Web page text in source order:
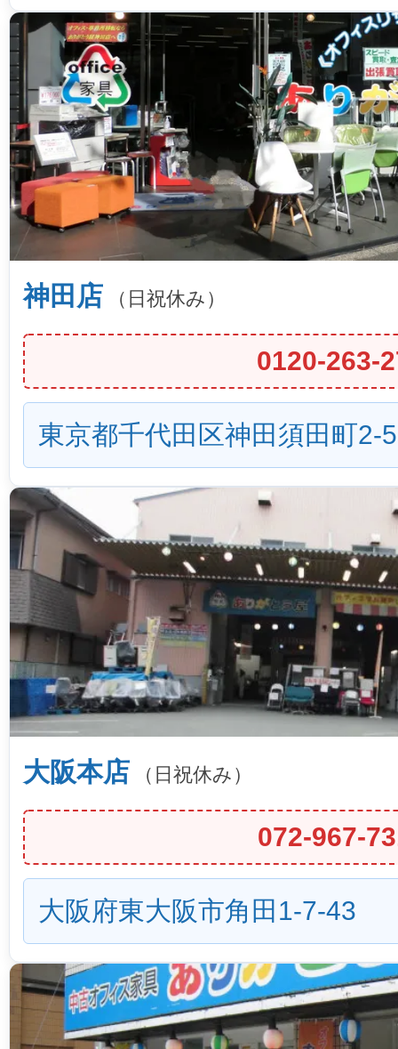
神田店 （日祝休み）
0120-263-
東京都千代田区神田須田町2-
大阪本店 （日祝休み）
072-967-
大阪府東大阪市角田1-7-43